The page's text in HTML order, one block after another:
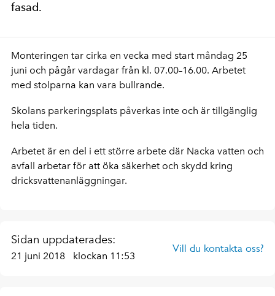
fasad.
Monteringen tar cirka en vecka med start måndag 25
juni och pågår vardagar från kl. 07.00–16.00. Arbetet
med stolparna kan vara bullrande.
Skolans parkeringsplats påverkas inte och är tillgänglig
hela tiden.
Arbetet är en del i ett större arbete där Nacka vatten och
avfall arbetar för att öka säkerhet och skydd kring
dricksvattenanläggningar.
Sidan uppdaterades:
21 juni 2018 klockan 11:53
Vill du kontakta oss?